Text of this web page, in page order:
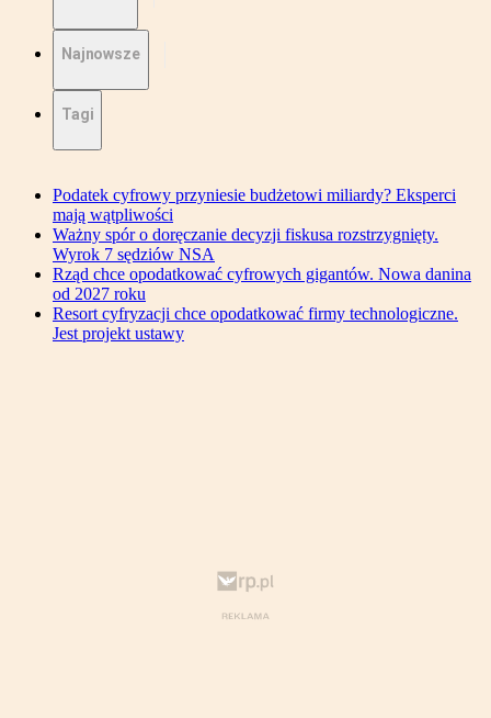
Najnowsze
Tagi
Podatek cyfrowy przyniesie budżetowi miliardy? Eksperci
mają wątpliwości
Ważny spór o doręczanie decyzji fiskusa rozstrzygnięty.
Wyrok 7 sędziów NSA
Rząd chce opodatkować cyfrowych gigantów. Nowa danina
od 2027 roku
Resort cyfryzacji chce opodatkować firmy technologiczne.
Jest projekt ustawy